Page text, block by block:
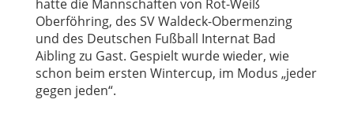
hatte die Mannschaften von Rot-Weiß
Oberföhring, des SV Waldeck-Obermenzing
und des Deutschen Fußball Internat Bad
Aibling zu Gast. Gespielt wurde wieder, wie
schon beim ersten Wintercup, im Modus „jeder
gegen jeden“.